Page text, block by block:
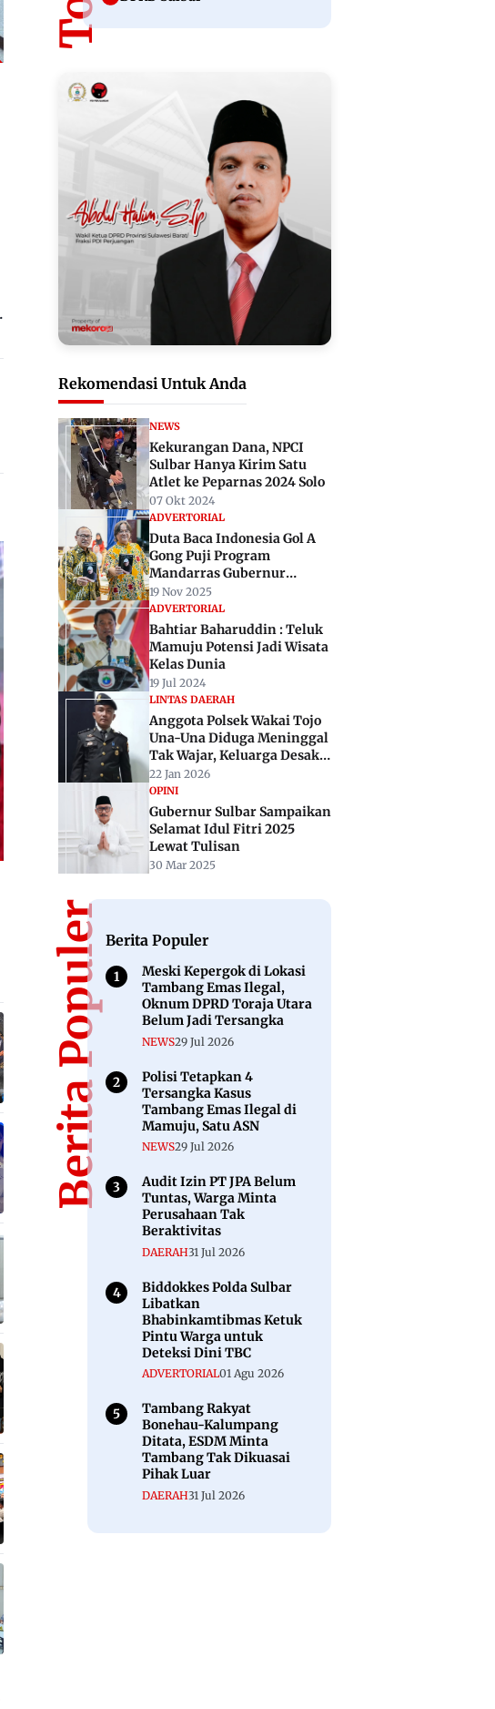
Rekomendasi Untuk Anda
NEWS
Kekurangan Dana, NPCI
Sulbar Hanya Kirim Satu
Atlet ke Peparnas 2024 Solo
07 Okt 2024
ADVERTORIAL
Duta Baca Indonesia Gol A
Gong Puji Program
Mandarras Gubernur
Sulbar: Ini Tonggak
Indonesia Menulis
19 Nov 2025
ADVERTORIAL
Bahtiar Baharuddin : Teluk
Mamuju Potensi Jadi Wisata
Kelas Dunia
19 Jul 2024
LINTAS DAERAH
Anggota Polsek Wakai Tojo
Una-Una Diduga Meninggal
Tak Wajar, Keluarga Desak
Polda Sulteng Usut Tuntas
22 Jan 2026
OPINI
Gubernur Sulbar Sampaikan
Selamat Idul Fitri 2025
Lewat Tulisan
30 Mar 2025
Berita PopulerBerita Populer
Meski Kepergok di Lokasi
Tambang Emas Ilegal,
Oknum DPRD Toraja Utara
Belum Jadi Tersangka
NEWS29 Jul 2026
Polisi Tetapkan 4
Tersangka Kasus
Tambang Emas Ilegal di
Mamuju, Satu ASN
NEWS29 Jul 2026
Audit Izin PT JPA Belum
Tuntas, Warga Minta
Perusahaan Tak
Beraktivitas
DAERAH31 Jul 2026
Biddokkes Polda Sulbar
Libatkan
Bhabinkamtibmas Ketuk
Pintu Warga untuk
Deteksi Dini TBC
ADVERTORIAL01 Agu 2026
Tambang Rakyat
Bonehau-Kalumpang
Ditata, ESDM Minta
Tambang Tak Dikuasai
Pihak Luar
DAERAH31 Jul 2026